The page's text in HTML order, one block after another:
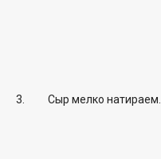
Сыр мелко натираем.